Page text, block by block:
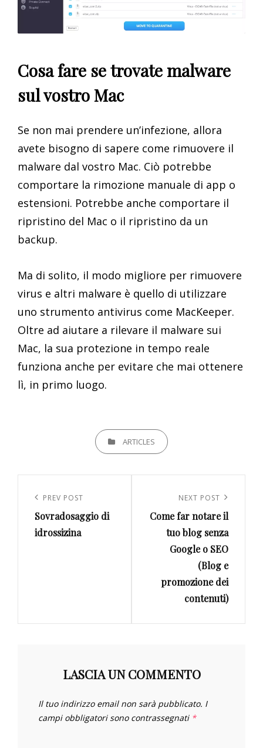
Cosa fare se trovate malware
sul vostro Mac
Se non mai prendere un’infezione, allora
avete bisogno di sapere come rimuovere il
malware dal vostro Mac. Ciò potrebbe
comportare la rimozione manuale di app o
estensioni. Potrebbe anche comportare il
ripristino del Mac o il ripristino da un
backup.
Ma di solito, il modo migliore per rimuovere
virus e altri malware è quello di utilizzare
uno strumento antivirus come MacKeeper.
Oltre ad aiutare a rilevare il malware sui
Mac, la sua protezione in tempo reale
funziona anche per evitare che mai ottenere
lì, in primo luogo.
CATEGORIESARTICLES
articoli
Previous
Post
PREV POST
Sovradosaggio di
idrossizina
Post
NEXT POST
Come far notare il
tuo blog senza
Google o SEO
(Blog e
promozione dei
contenuti)
LASCIA UN COMMENTO
Il tuo indirizzo email non sarà pubblicato. I
campi obbligatori sono contrassegnati *